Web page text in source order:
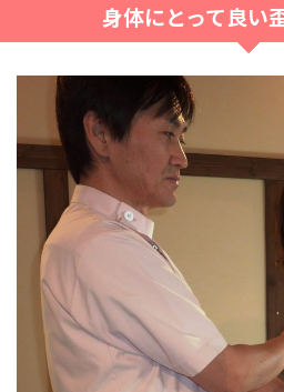
身体にとって良い